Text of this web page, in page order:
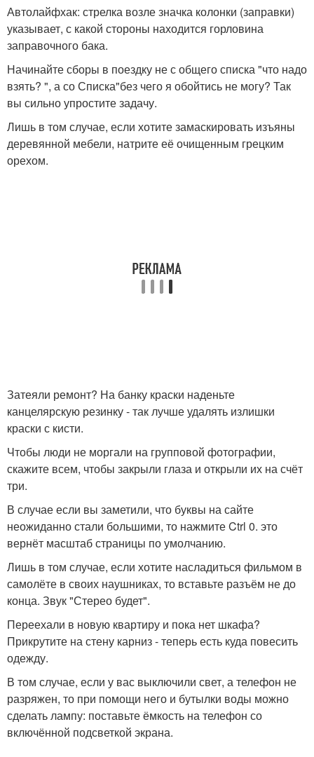
Автолайфхак: стрелка возле значка колонки (заправки)
указывает, с какой стороны находится горловина
заправочного бака.
Начинайте сборы в поездку не с общего списка "что надо
взять? ", а со Списка"без чего я обойтись не могу? Так
вы сильно упростите задачу.
Лишь в том случае, если хотите замаскировать изъяны
деревянной мебели, натрите её очищенным грецким
орехом.
Затеяли ремонт? На банку краски наденьте
канцелярскую резинку - так лучше удалять излишки
краски с кисти.
Чтобы люди не моргали на групповой фотографии,
скажите всем, чтобы закрыли глаза и открыли их на счёт
три.
В случае если вы заметили, что буквы на сайте
неожиданно стали большими, то нажмите Ctrl 0. это
вернёт масштаб страницы по умолчанию.
Лишь в том случае, если хотите насладиться фильмом в
самолёте в своих наушниках, то вставьте разъём не до
конца. Звук "Стерео будет".
Переехали в новую квартиру и пока нет шкафа?
Прикрутите на стену карниз - теперь есть куда повесить
одежду.
В том случае, если у вас выключили свет, а телефон не
разряжен, то при помощи него и бутылки воды можно
сделать лампу: поставьте ёмкость на телефон со
включённой подсветкой экрана.